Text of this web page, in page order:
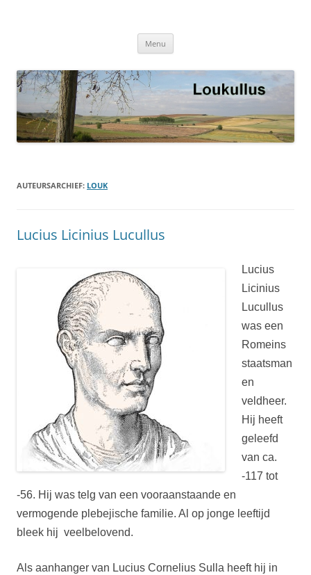
Menu
inhoud
AUTEURSARCHIEF: LOUK
Lucius Licinius Lucullus
Lucius
Licinius
Lucullus
was een
Romeins
staatsman
en
veldheer.
Hij heeft
geleefd
van ca.
-117 tot
-56. Hij was telg van een vooraanstaande en
vermogende plebejische familie. Al op jonge leeftijd
bleek hij veelbelovend.
Als aanhanger van Lucius Cornelius Sulla heeft hij in